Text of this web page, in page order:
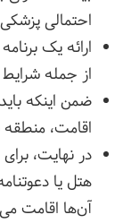
احتمالی
ارائه یک
از جمله
ضمن اینکه
اقامت،
در نهایت،
هتل یا
آن‌ها اقامت